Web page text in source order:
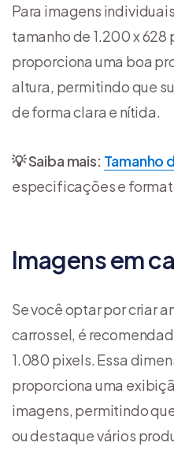
Para imagens
tamanho de 1.200 x 628
proporciona uma boa
altura, permitindo que
de forma clara e nítida.
💡 Saiba mais: Tamanho
especificações e
Imagens em
Se você optar por criar
carrossel, é
1.080 pixels. Essa
proporciona uma
imagens, permitindo
ou destaque vários